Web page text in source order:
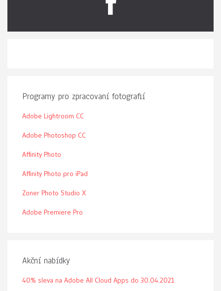
Programy pro zpracovaní fotografií
Adobe Lightroom CC
Adobe Photoshop CC
Affinity Photo
Affinity Photo pro iPad
Zoner Photo Studio X
Adobe Premiere Pro
Akční nabídky
40% sleva na Adobe All Cloud Apps do 30.04.2021